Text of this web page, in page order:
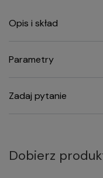
Opis i skład
Parametry
Zadaj pytanie
Dobierz